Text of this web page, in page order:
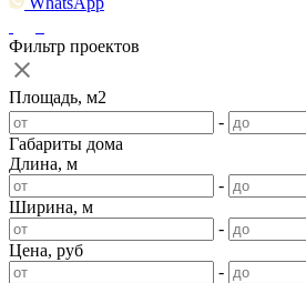
Фильтр проектов
Площадь, м2
-
Габариты дома
Длина, м
-
Ширина, м
-
Цена, руб
-